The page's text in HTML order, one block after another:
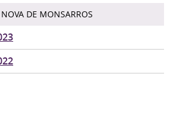
DE MONSARROS